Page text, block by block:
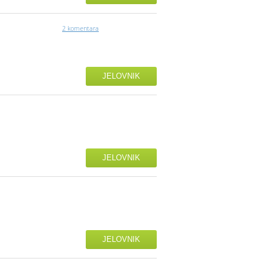
2 komentara
JELOVNIK
JELOVNIK
JELOVNIK